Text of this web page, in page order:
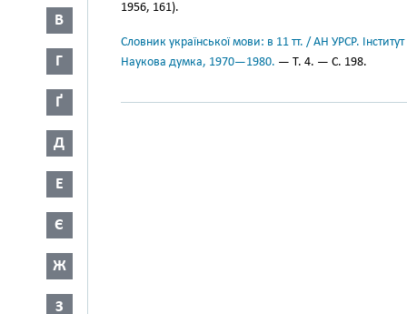
В
Г
Ґ
Д
Е
Є
Ж
З
1956, 161).
Словник української мови: в 11 тт. / АН УРСР.
Наукова думка, 1970—1980. — Т. 4. — С. 198.